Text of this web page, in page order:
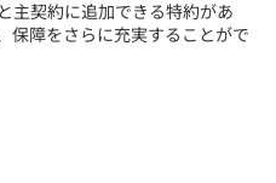
主契約に追加できる特約があ
保障をさらに充実することがで